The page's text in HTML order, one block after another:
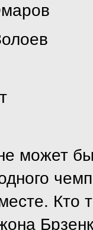
может
Кто